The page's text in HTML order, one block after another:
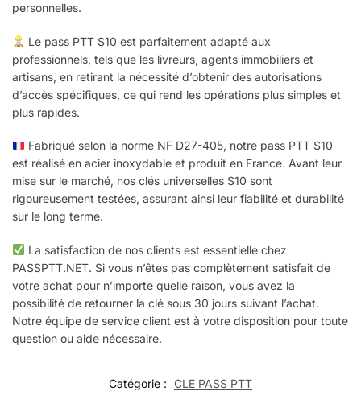
personnelles.
Le pass PTT S10 est parfaitement adapté aux
professionnels, tels que les livreurs, agents immobiliers et
artisans, en retirant la nécessité d’obtenir des autorisations
d’accès spécifiques, ce qui rend les opérations plus simples et
plus rapides.
Fabriqué selon la norme NF D27-405, notre pass PTT S10
est réalisé en acier inoxydable et produit en France. Avant leur
mise sur le marché, nos clés universelles S10 sont
rigoureusement testées, assurant ainsi leur fiabilité et durabilité
sur le long terme.
La satisfaction de nos clients est essentielle chez
PASSPTT.NET. Si vous n’êtes pas complètement satisfait de
votre achat pour n’importe quelle raison, vous avez la
possibilité de retourner la clé sous 30 jours suivant l’achat.
Notre équipe de service client est à votre disposition pour toute
question ou aide nécessaire.
Catégorie : CLE PASS PTT